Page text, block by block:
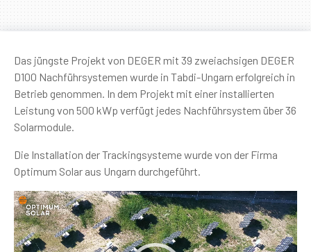
Das jüngste Projekt von DEGER mit 39 zweiachsigen DEGER
D100 Nachführsystemen wurde in Tabdi-Ungarn erfolgreich in
Betrieb genommen. In dem Projekt mit einer installierten
Leistung von 500 kWp verfügt jedes Nachführsystem über 36
Solarmodule.
Die Installation der Trackingsysteme wurde von der Firma
Optimum Solar aus Ungarn durchgeführt.
Video
Player